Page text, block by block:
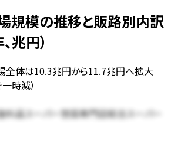
場規模の推移と販路別内訳
兆円）
全体は10.3兆円から11.7兆円へ拡大
時減）
料品スーパー惣菜専門店総合スーパー